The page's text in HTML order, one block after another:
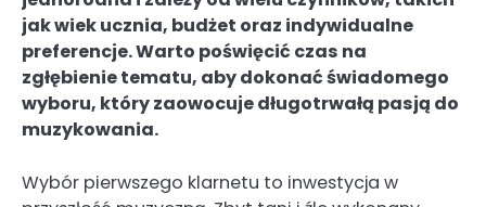
jak wiek ucznia, budżet oraz indywidualne
preferencje. Warto poświęcić czas na
zgłębienie tematu, aby dokonać świadomego
wyboru, który zaowocuje długotrwałą pasją do
muzykowania.
Wybór pierwszego klarnetu to inwestycja w